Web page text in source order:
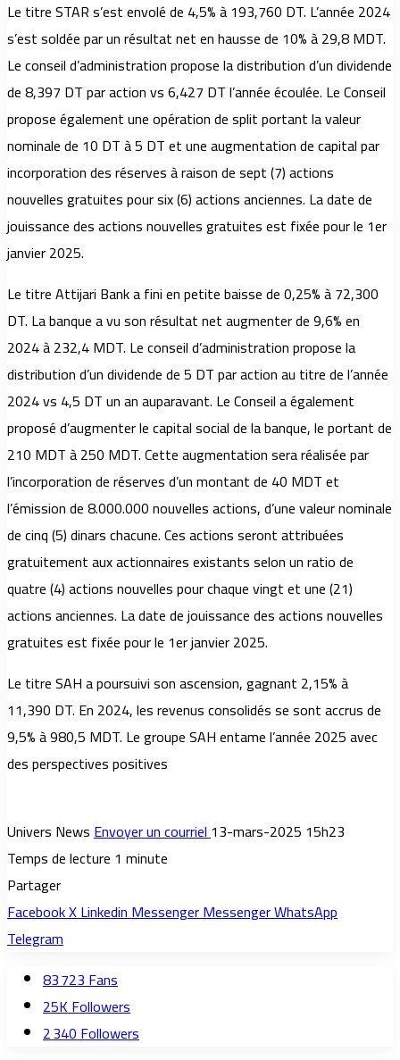
Le titre STAR s’est envolé de 4,5% à 193,760 DT. L’année 2024
s’est soldée par un résultat net en hausse de 10% à 29,8 MDT.
Le conseil d’administration propose la distribution d’un dividende
de 8,397 DT par action vs 6,427 DT l’année écoulée. Le Conseil
propose également une opération de split portant la valeur
nominale de 10 DT à 5 DT et une augmentation de capital par
incorporation des réserves à raison de sept (7) actions
nouvelles gratuites pour six (6) actions anciennes. La date de
jouissance des actions nouvelles gratuites est fixée pour le 1er
janvier 2025.
Le titre Attijari Bank a fini en petite baisse de 0,25% à 72,300
DT. La banque a vu son résultat net augmenter de 9,6% en
2024 à 232,4 MDT. Le conseil d’administration propose la
distribution d’un dividende de 5 DT par action au titre de l’année
2024 vs 4,5 DT un an auparavant. Le Conseil a également
proposé d’augmenter le capital social de la banque, le portant de
210 MDT à 250 MDT. Cette augmentation sera réalisée par
l’incorporation de réserves d’un montant de 40 MDT et
l’émission de 8.000.000 nouvelles actions, d’une valeur nominale
de cinq (5) dinars chacune. Ces actions seront attribuées
gratuitement aux actionnaires existants selon un ratio de
quatre (4) actions nouvelles pour chaque vingt et une (21)
actions anciennes. La date de jouissance des actions nouvelles
gratuites est fixée pour le 1er janvier 2025.
Le titre SAH a poursuivi son ascension, gagnant 2,15% à
11,390 DT. En 2024, les revenus consolidés se sont accrus de
9,5% à 980,5 MDT. Le groupe SAH entame l’année 2025 avec
des perspectives positives
Univers NewsEnvoyer un courriel13-mars-2025 15h23
Temps de lecture 1 minute
Partager
FacebookXLinkedinMessengerMessengerWhatsApp
Telegram
83 723Fans
25KFollowers
2 340Followers